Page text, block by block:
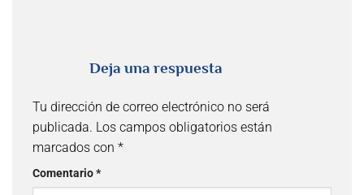
Deja una respuesta
Tu dirección de correo electrónico no será
publicada. Los campos obligatorios están
marcados con *
Comentario*